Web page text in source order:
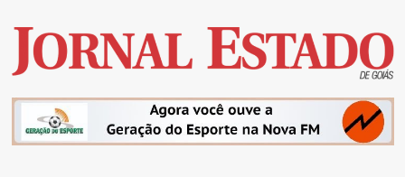
content